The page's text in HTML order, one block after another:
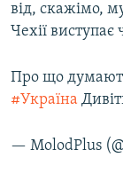
від, скажімо,
Чехії виступає
Про що
#Україна
— MolodPlus